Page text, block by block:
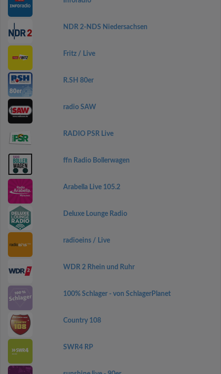
NDR 2-NDS Niedersachsen
Fritz / Live
R.SH 80er
radio SAW
RADIO PSR Live
ffn Radio Bollerwagen
Arabella Live 105.2
Deluxe Lounge Radio
radioeins / Live
WDR 2 Rhein und Ruhr
100% Schlager - von SchlagerPlanet
Country 108
SWR4 RP